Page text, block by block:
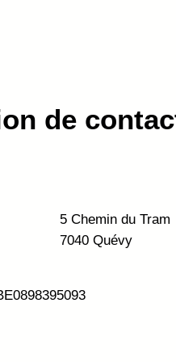
de
5 Chemin du Tram
7040 Quévy
0898395093